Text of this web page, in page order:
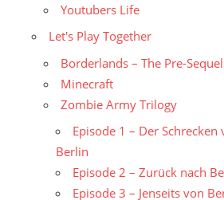
Youtubers Life
Let's Play Together
Borderlands – The Pre-Sequel
Minecraft
Zombie Army Trilogy
Episode 1 – Der Schrecken
Berlin
Episode 2 – Zurück nach
Episode 3 – Jenseits von